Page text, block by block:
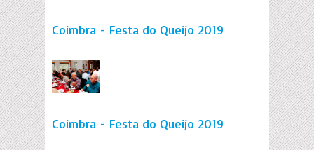
Coimbra - Festa do Queijo 2019
Coimbra - Festa do Queijo 2019